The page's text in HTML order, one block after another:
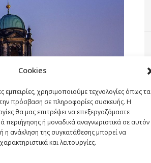
Cookies
εμπειρίες, χρησιμοποιούμε τεχνολογίες όπως τα
πρόσβαση σε πληροφορίες συσκευής. Η
θα μας επιτρέψει να επεξεργαζόμαστε
ή μοναδικά αναγνωριστικά σε αυτόν
η ανάκληση της συγκατάθεσης μπορεί να
και λειτουργίες.